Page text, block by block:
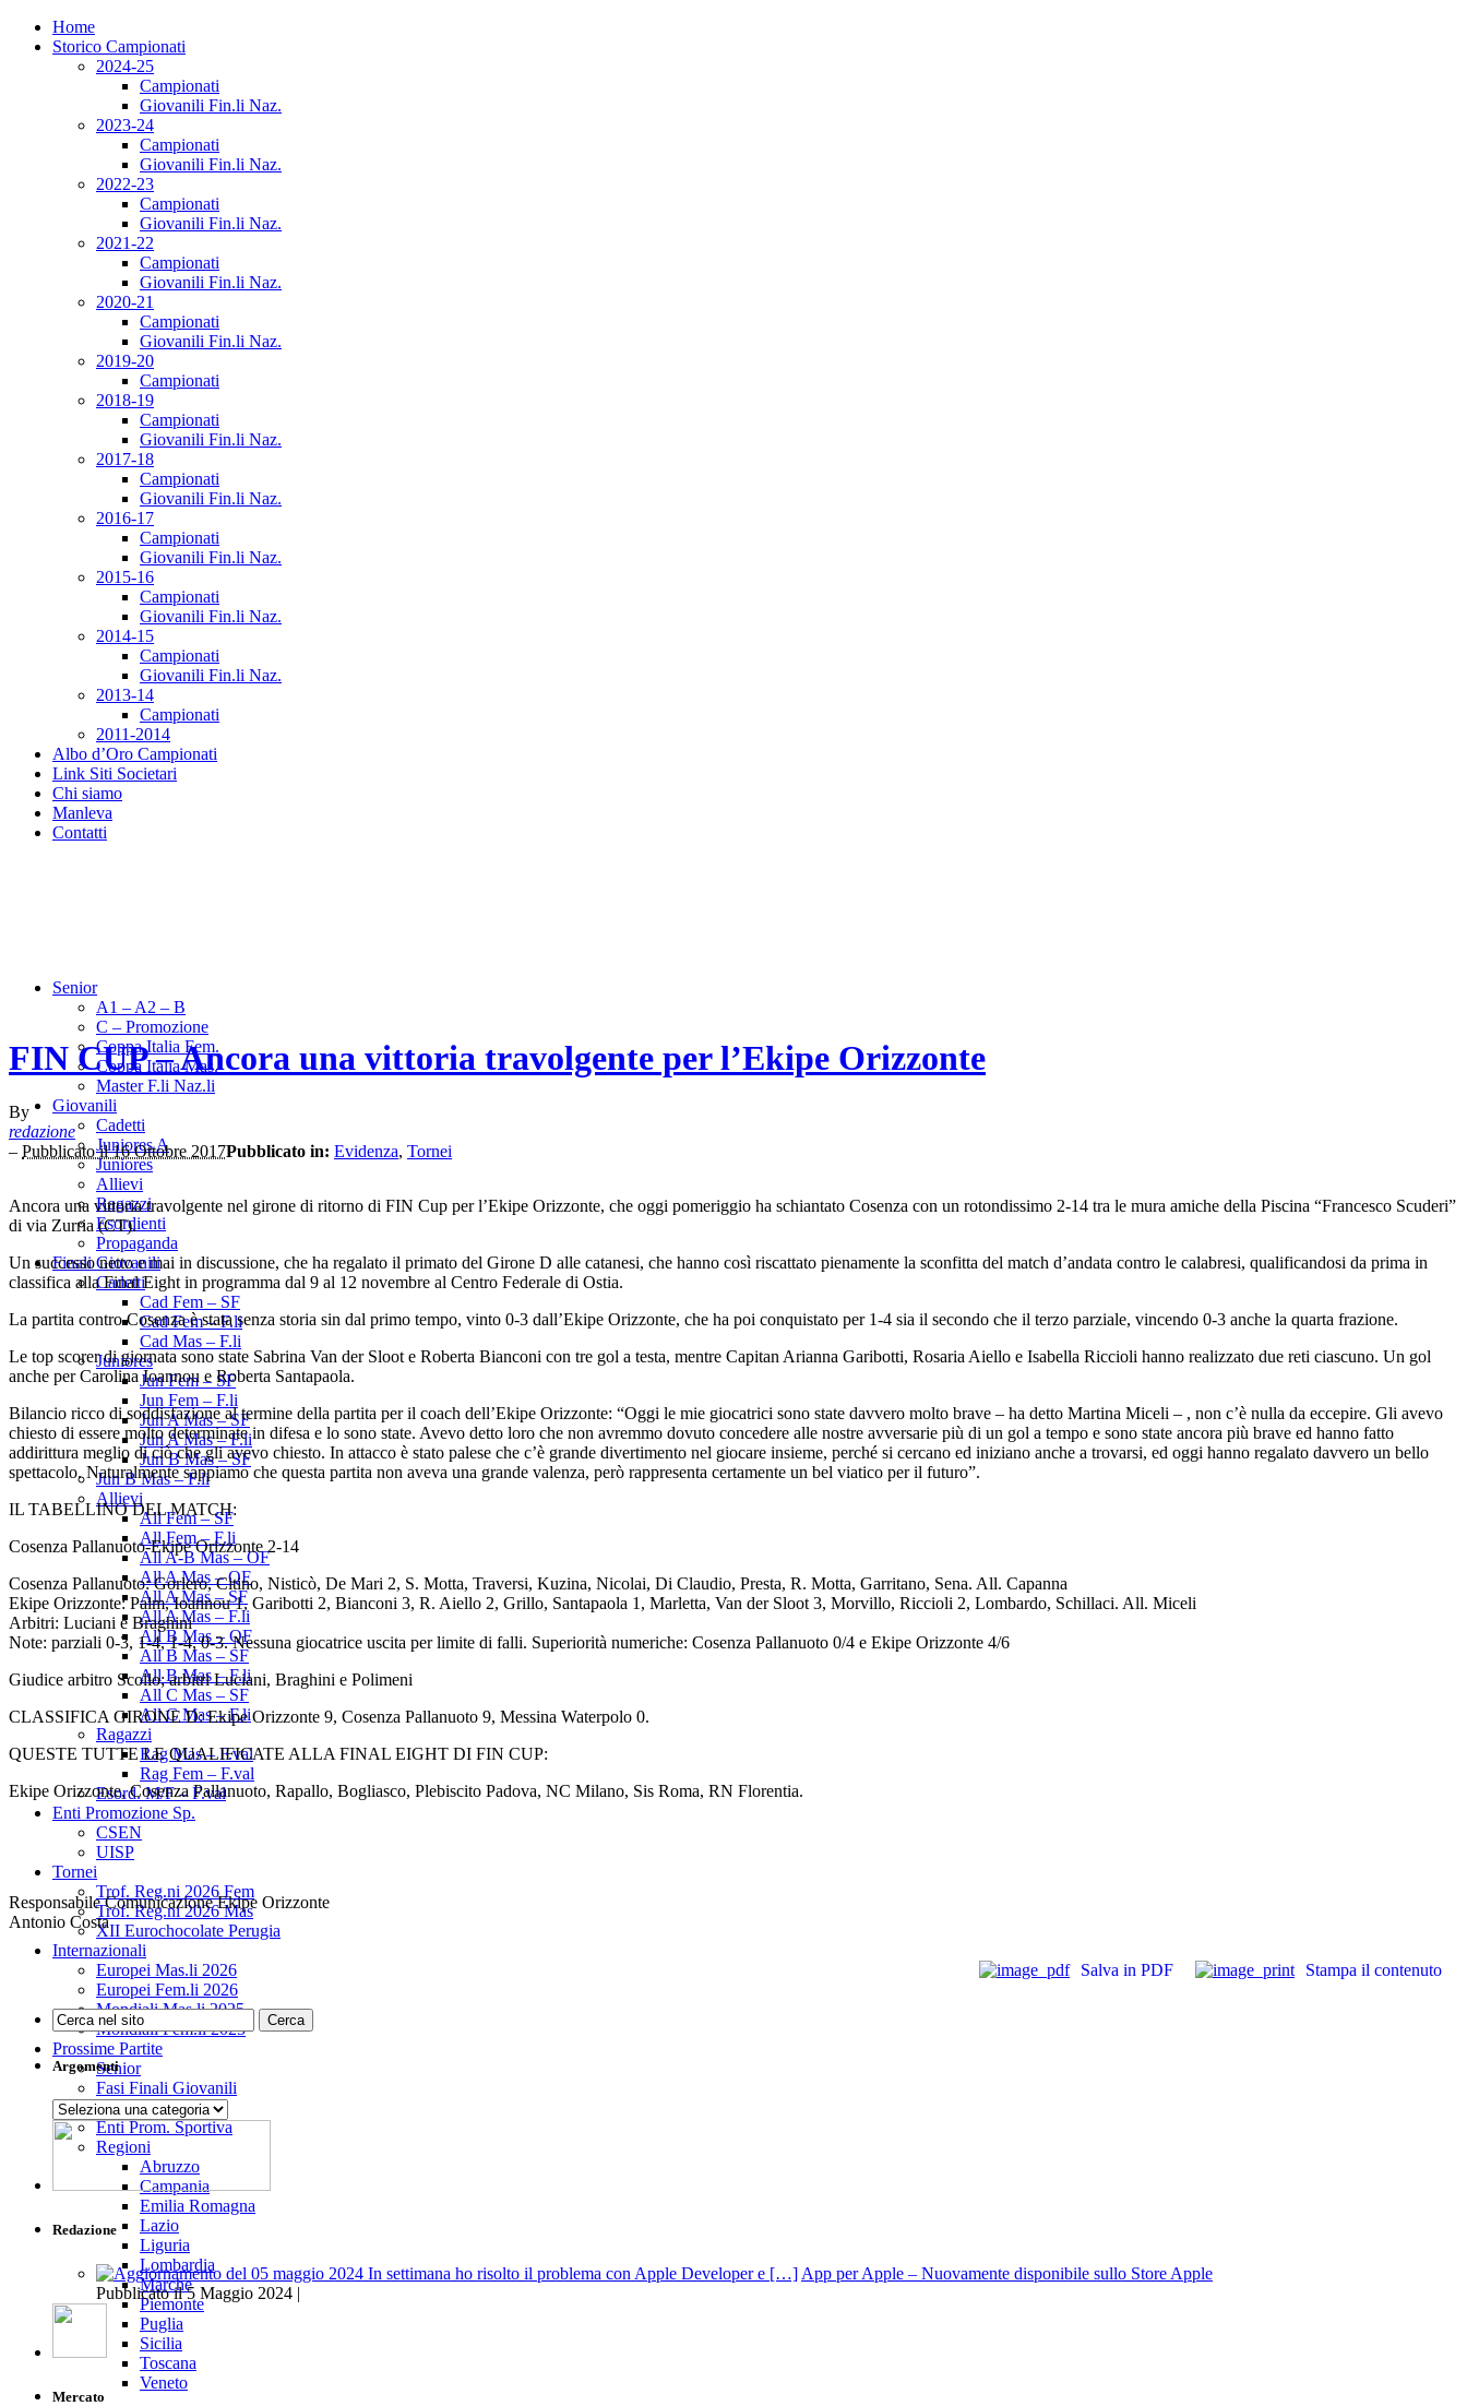
Home
Storico Campionati
2024-25
Campionati
Giovanili Fin.li Naz.
2023-24
Campionati
Giovanili Fin.li Naz.
2022-23
Campionati
Giovanili Fin.li Naz.
2021-22
Campionati
Giovanili Fin.li Naz.
2020-21
Campionati
Giovanili Fin.li Naz.
2019-20
Campionati
2018-19
Campionati
Giovanili Fin.li Naz.
2017-18
Campionati
Giovanili Fin.li Naz.
2016-17
Campionati
Giovanili Fin.li Naz.
2015-16
Campionati
Giovanili Fin.li Naz.
2014-15
Campionati
Giovanili Fin.li Naz.
2013-14
Campionati
2011-2014
Albo d’Oro Campionati
Link Siti Societari
Chi siamo
Manleva
Contatti
Senior
A1 – A2 – B
C – Promozione
Coppa Italia Fem.
Coppa Italia Mas.
Master F.li Naz.li
Giovanili
Cadetti
Juniores A
Juniores
Allievi
Ragazzi
Esordienti
Propaganda
Finali Giovanili
Cadetti
Cad Fem – SF
Cad Fem – F.li
Cad Mas – F.li
Juniores
Jun Fem – SF
Jun Fem – F.li
Jun A Mas – SF
Jun A Mas – F.li
Jun B Mas – SF
Jun B Mas – F.li
Allievi
All Fem – SF
All Fem – F.li
All A-B Mas – OF
All A Mas – QF
All A Mas – SF
All A Mas – F.li
All B Mas – QF
All B Mas – SF
All B Mas – F.li
All C Mas – SF
All C Mas – F.li
Ragazzi
Rag Mas – F.val
Rag Fem – F.val
Esord. M/F – F.val
Enti Promozione Sp.
CSEN
UISP
Tornei
Trof. Reg.ni 2026 Fem
Trof. Reg.ni 2026 Mas
XII Eurochocolate Perugia
Internazionali
Europei Mas.li 2026
Europei Fem.li 2026
Mondiali Mas.li 2025
Mondiali Fem.li 2025
Prossime Partite
Senior
Fasi Finali Giovanili
Giovanili
Enti Prom. Sportiva
Regioni
Abruzzo
Campania
Emilia Romagna
Lazio
Liguria
Lombardia
Marche
Piemonte
Puglia
Sicilia
Toscana
Veneto
FIN CUP – Ancora una vittoria travolgente per l’Ekipe Orizzonte
By
redazione
– Pubblicato il 16 Ottobre 2017Pubblicato in: Evidenza, Tornei
Ancora una vittoria travolgente nel girone di ritorno di FIN Cup per l’Ekipe Orizzonte, che oggi pomeriggio ha schiantato Cosenza con un rotondissimo 2-14 tra le mura amiche della Piscina “Francesco Scuderi”
di via Zurria (CT).
Un successo netto e mai in discussione, che ha regalato il primato del Girone D alle catanesi, che hanno così riscattato pienamente la sconfitta del match d’andata contro le calabresi, qualificandosi da prima in
classifica alla Final Eight in programma dal 9 al 12 novembre al Centro Federale di Ostia.
La partita contro Cosenza è stata senza storia sin dal primo tempo, vinto 0-3 dall’Ekipe Orizzonte, che ha poi conquistato per 1-4 sia il secondo che il terzo parziale, vincendo 0-3 anche la quarta frazione.
Le top scorer di giornata sono state Sabrina Van der Sloot e Roberta Bianconi con tre gol a testa, mentre Capitan Arianna Garibotti, Rosaria Aiello e Isabella Riccioli hanno realizzato due reti ciascuno. Un gol
anche per Carolina Ioannou e Roberta Santapaola.
Bilancio ricco di soddisfazione al termine della partita per il coach dell’Ekipe Orizzonte: “Oggi le mie giocatrici sono state davvero molto brave – ha detto Martina Miceli – , non c’è nulla da eccepire. Gli avevo
chiesto di essere molto determinate in difesa e lo sono state. Avevo detto loro che non avremmo dovuto concedere alle nostre avversarie più di un gol a tempo e sono state ancora più brave ed hanno fatto
addirittura meglio di ciò che gli avevo chiesto. In attacco è stato palese che c’è grande divertimento nel giocare insieme, perché si cercano ed iniziano anche a trovarsi, ed oggi hanno regalato davvero un bello
spettacolo. Naturalmente sappiamo che questa partita non aveva una grande valenza, però rappresenta certamente un bel viatico per il futuro”.
IL TABELLINO DEL MATCH:
Cosenza Pallanuoto-Ekipe Orizzonte 2-14
Cosenza Pallanuoto: Gorlero, Citino, Nisticò, De Mari 2, S. Motta, Traversi, Kuzina, Nicolai, Di Claudio, Presta, R. Motta, Garritano, Sena. All. Capanna
Ekipe Orizzonte: Palm, Ioannou 1, Garibotti 2, Bianconi 3, R. Aiello 2, Grillo, Santapaola 1, Marletta, Van der Sloot 3, Morvillo, Riccioli 2, Lombardo, Schillaci. All. Miceli
Arbitri: Luciani e Braghini
Note: parziali 0-3, 1-4, 1-4, 0-3. Nessuna giocatrice uscita per limite di falli. Superiorità numeriche: Cosenza Pallanuoto 0/4 e Ekipe Orizzonte 4/6
Giudice arbitro Scollo; arbitri Luciani, Braghini e Polimeni
CLASSIFICA GIRONE D: Ekipe Orizzonte 9, Cosenza Pallanuoto 9, Messina Waterpolo 0.
QUESTE TUTTE LE QUALIFICATE ALLA FINAL EIGHT DI FIN CUP:
Ekipe Orizzonte, Cosenza Pallanuoto, Rapallo, Bogliasco, Plebiscito Padova, NC Milano, Sis Roma, RN Florentia.
Responsabile Comunicazione Ekipe Orizzonte
Antonio Costa
Salva in PDF Stampa il contenuto
Argomenti
Argomenti
Redazione
App per Apple – Nuovamente disponibile sullo Store Apple
Pubblicato il 5 Maggio 2024 |
Mercato